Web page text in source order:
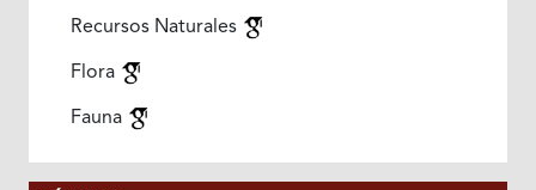
Recursos Naturales
Flora
Fauna